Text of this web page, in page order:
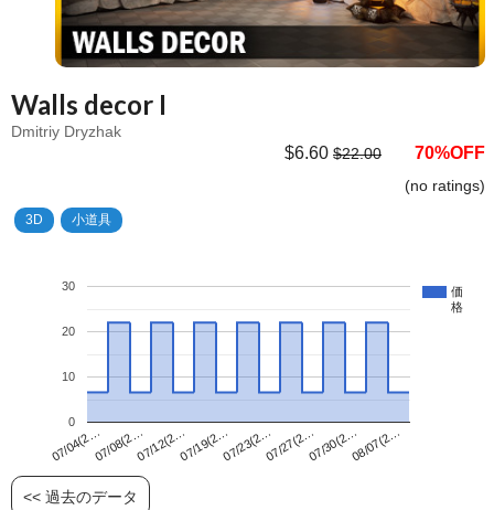
Walls decor I
Dmitriy Dryzhak
$6.60 $22.00 70%OFF
(no ratings)
3D 小道具
価
格
07/04(2…07/08(2…07/12(2…07/19(2…07/23(2…07/27(2…07/30(2…08/07(2…
0
10
20
30
<< 過去のデータ